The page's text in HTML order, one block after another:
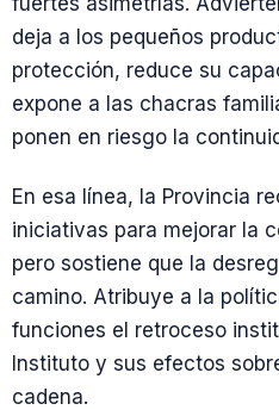
deja a los pequeños
protección, reduce su
expone a las chacras
ponen en riesgo la
En esa línea, la Provincia
iniciativas para mejorar la
pero sostiene que la
camino. Atribuye a la
funciones el retroceso
Instituto y sus efectos
cadena.